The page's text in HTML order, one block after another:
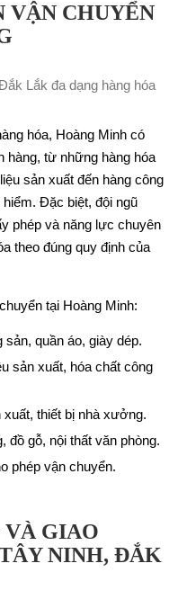
VẬN CHUYỂN
hóa, Hoàng Minh có
hàng, từ những hàng hóa
sản xuất đến hàng công
Đặc biệt, đội ngũ
phép và năng lực chuyên
theo đúng quy định của
tại Hoàng Minh:
quần áo, giày dép.
sản xuất, hóa chất công
thiết bị nhà xưởng.
đồ gỗ, nội thất văn phòng.
phép vận chuyển.
GIAO
NINH, ĐẮK